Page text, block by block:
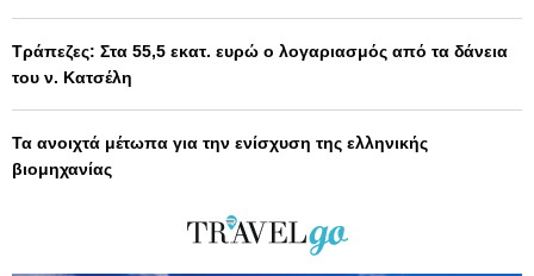
Τράπεζες: Στα 55,5 εκατ. ευρώ ο λογαριασμός από τα δάνεια
του ν. Κατσέλη
Τα ανοιχτά μέτωπα για την ενίσχυση της ελληνικής
βιομηχανίας